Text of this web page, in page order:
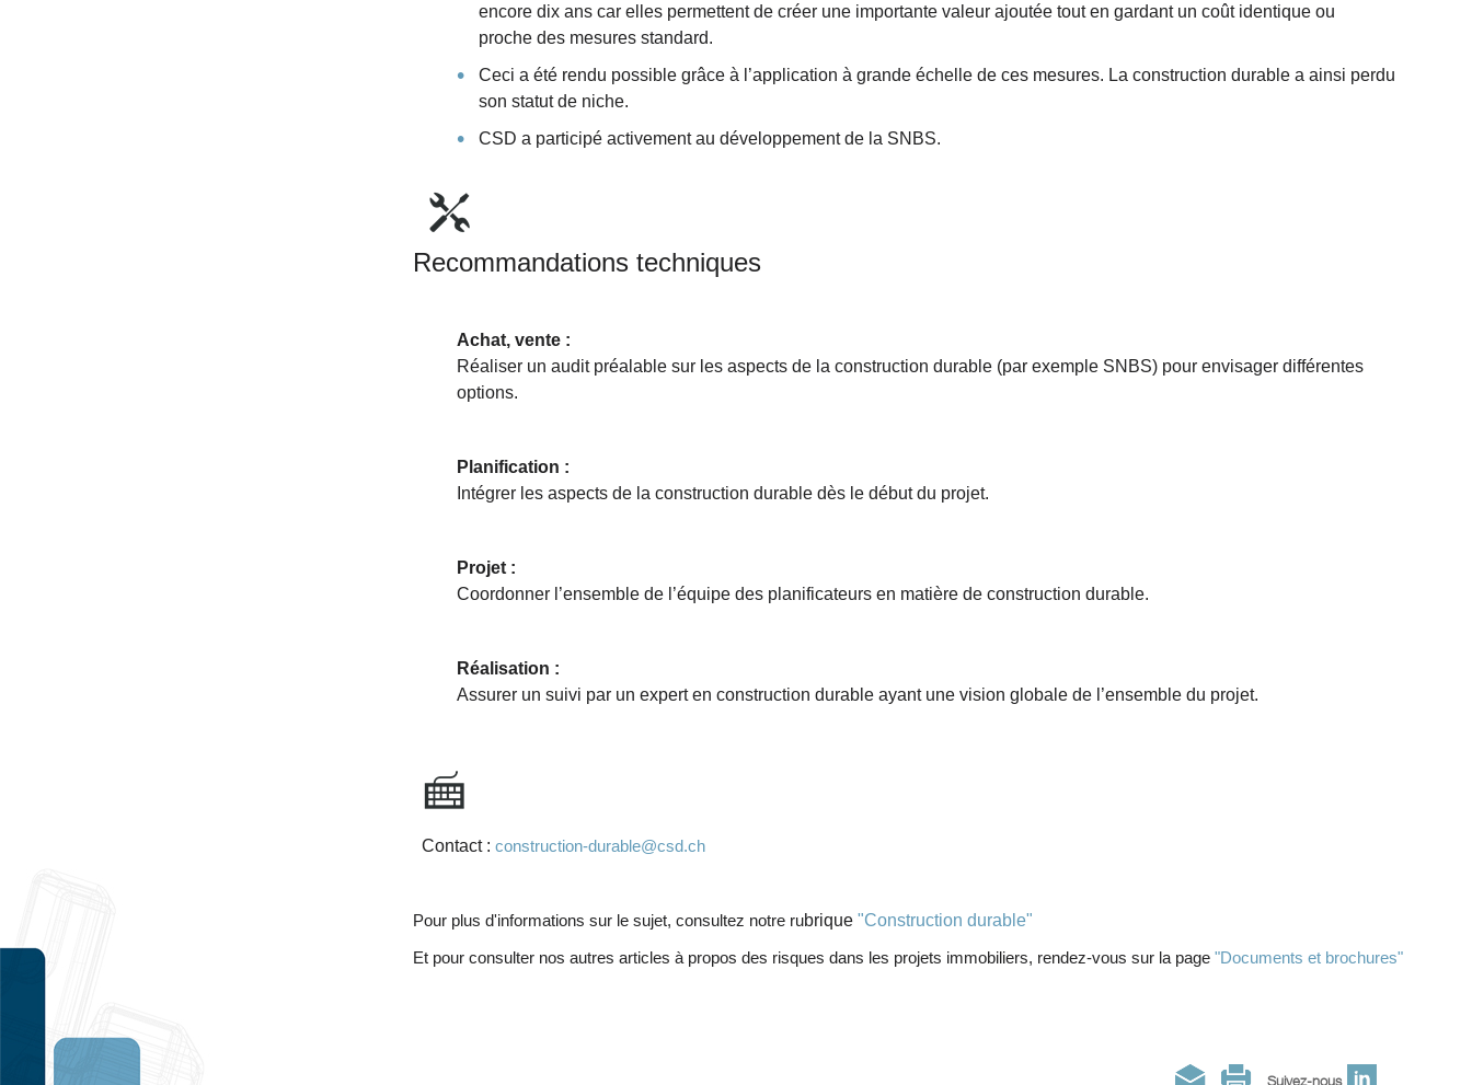
encore dix ans car elles permettent de créer une importante valeur ajoutée tout en gardant un coût identique ou
proche des mesures standard.
Ceci a été rendu possible grâce à l’application à grande échelle de ces mesures. La construction durable a ainsi perdu
son statut de niche.
CSD a participé activement au développement de la SNBS.
Recommandations techniques
Achat, vente :
Réaliser un audit préalable sur les aspects de la construction durable (par exemple SNBS) pour envisager différentes
options.
Planification :
Intégrer les aspects de la construction durable dès le début du projet.
Projet :
Coordonner l’ensemble de l’équipe des planificateurs en matière de construction durable.
Réalisation :
Assurer un suivi par un expert en construction durable ayant une vision globale de l’ensemble du projet.
Contact : construction-durable@csd.ch
Pour plus d'informations sur le sujet, consultez notre rubrique "Construction durable"
Et pour consulter nos autres articles à propos des risques dans les projets immobiliers, rendez-vous sur la page "Documents et brochures"
Suivez-nous